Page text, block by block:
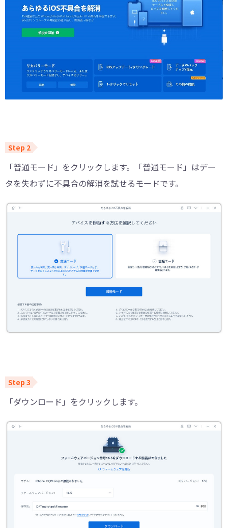
「普通モード」をクリックします。「普通モード」はデー
タを失わずに不具合の解消を試せるモードです。
「ダウンロード」をクリックします。